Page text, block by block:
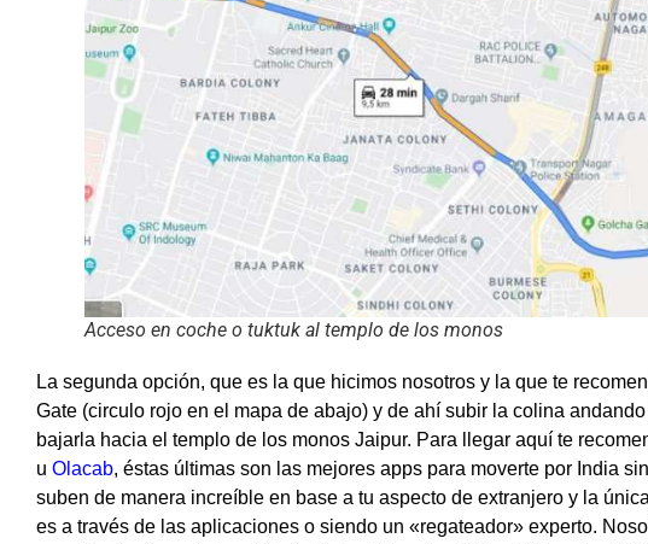
Acceso en coche o tuktuk al templo de los monos
La segunda opción, que es la que hicimos nosotros y la que te
Gate (circulo rojo en el mapa de abajo) y de ahí subir la colina
bajarla hacia el templo de los monos Jaipur. Para llegar aquí te
u Olacab, éstas últimas son las mejores apps para moverte por India
suben de manera increíble en base a tu aspecto de extranjero y la
es a través de las aplicaciones o siendo un «regateador» experto.